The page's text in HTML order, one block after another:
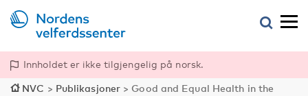
Innholdet er ikke tilgjengelig på norsk.
NVC > Publikasjoner > Good and Equal Health in the